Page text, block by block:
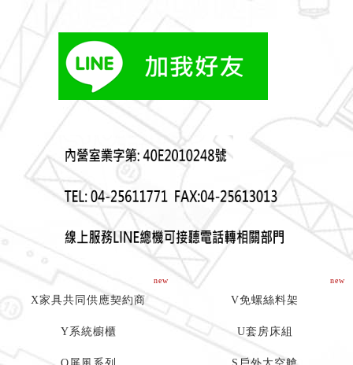
new
X家具共同供應契約商
new
V免螺絲料架
Y系統櫥櫃 U套房床組